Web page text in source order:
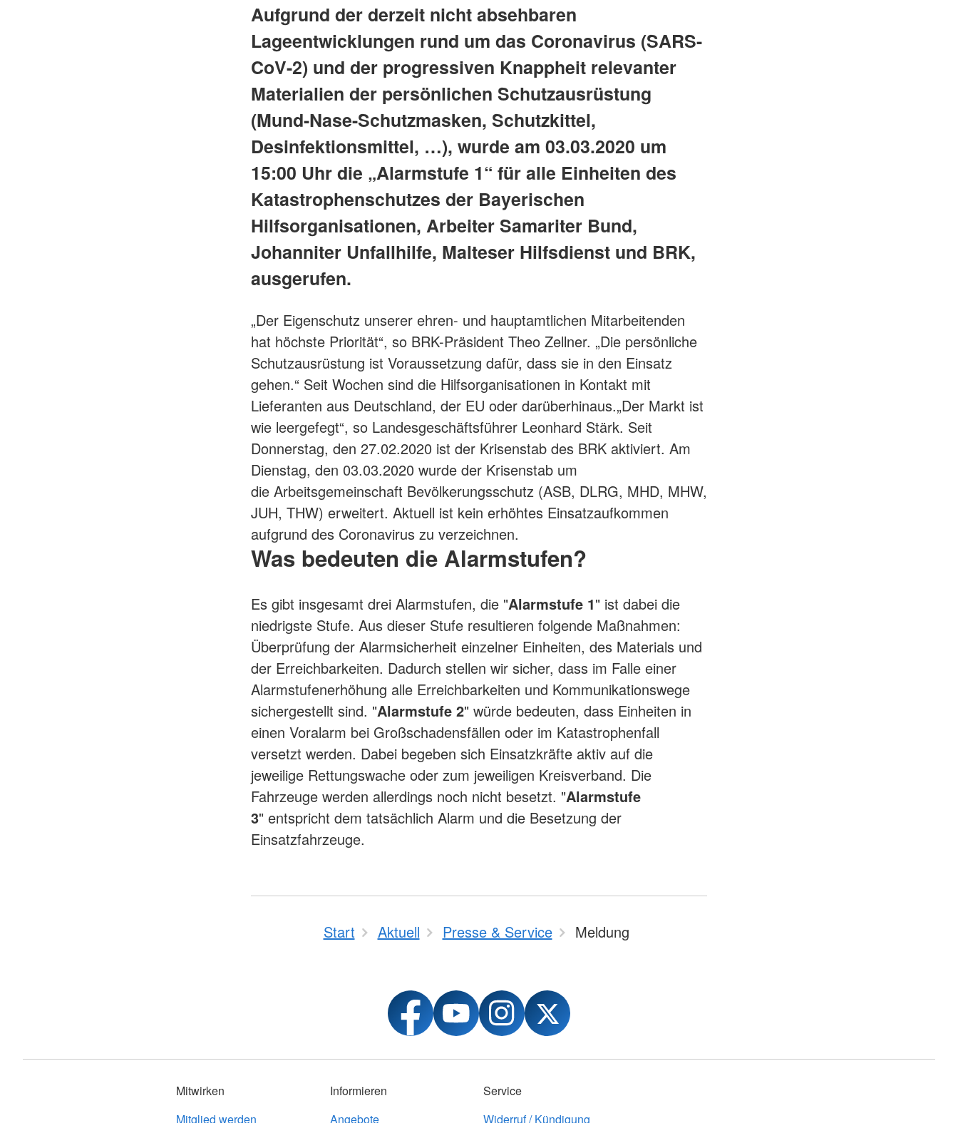
Aufgrund der derzeit nicht absehbaren
Lageentwicklungen rund um das Coronavirus (SARS-
CoV-2) und der progressiven Knappheit relevanter
Materialien der persönlichen Schutzausrüstung
(Mund-Nase-Schutzmasken, Schutzkittel,
Desinfektionsmittel, …), wurde am 03.03.2020 um
15:00 Uhr die „Alarmstufe 1“ für alle Einheiten des
Katastrophenschutzes der Bayerischen
Hilfsorganisationen, Arbeiter Samariter Bund,
Johanniter Unfallhilfe, Malteser Hilfsdienst und BRK,
ausgerufen.
„Der Eigenschutz unserer ehren- und hauptamtlichen Mitarbeitenden
hat höchste Priorität“, so BRK-Präsident Theo Zellner. „Die persönliche
Schutzausrüstung ist Voraussetzung dafür, dass sie in den Einsatz
gehen.“ Seit Wochen sind die Hilfsorganisationen in Kontakt mit
Lieferanten aus Deutschland, der EU oder darüberhinaus.„Der Markt ist
wie leergefegt“, so Landesgeschäftsführer Leonhard Stärk. Seit
Donnerstag, den 27.02.2020 ist der Krisenstab des BRK aktiviert. Am
Dienstag, den 03.03.2020 wurde der Krisenstab um
die Arbeitsgemeinschaft Bevölkerungsschutz (ASB, DLRG, MHD, MHW,
JUH, THW) erweitert. Aktuell ist kein erhöhtes Einsatzaufkommen
aufgrund des Coronavirus zu verzeichnen.
Was bedeuten die Alarmstufen?
Es gibt insgesamt drei Alarmstufen, die "Alarmstufe 1" ist dabei die
niedrigste Stufe. Aus dieser Stufe resultieren folgende Maßnahmen:
Überprüfung der Alarmsicherheit einzelner Einheiten, des Materials und
der Erreichbarkeiten. Dadurch stellen wir sicher, dass im Falle einer
Alarmstufenerhöhung alle Erreichbarkeiten und Kommunikationswege
sichergestellt sind. "Alarmstufe 2" würde bedeuten, dass Einheiten in
einen Voralarm bei Großschadensfällen oder im Katastrophenfall
versetzt werden. Dabei begeben sich Einsatzkräfte aktiv auf die
jeweilige Rettungswache oder zum jeweiligen Kreisverband. Die
Fahrzeuge werden allerdings noch nicht besetzt. "Alarmstufe
3" entspricht dem tatsächlich Alarm und die Besetzung der
Einsatzfahrzeuge.
Start Aktuell Presse & Service Meldung
Mitwirken
Mitglied werden
Informieren
Angebote
Service
Widerruf / Kündigung